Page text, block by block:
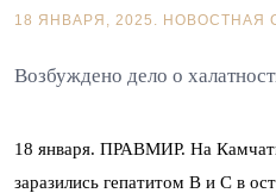
18 ЯНВАРЯ, 2025. НОВОСТНАЯ
Возбуждено дело о
18 января. ПРАВМИР. На
заразились гепатитом В и С в